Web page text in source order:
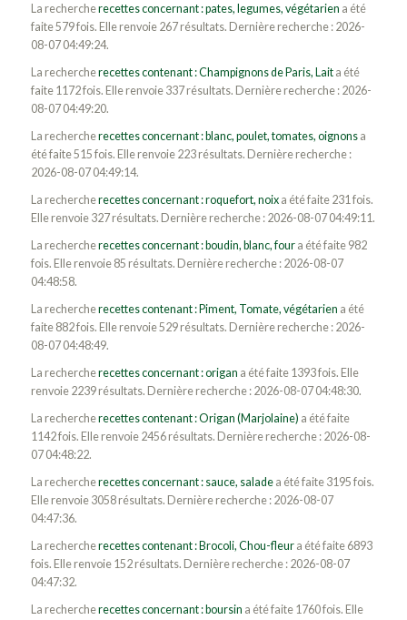
La rechercherecettes concernant : pates, legumes, végétarien a été
faite 579 fois. Elle renvoie 267 résultats. Dernière recherche : 2026-
08-07 04:49:24.
La rechercherecettes contenant : Champignons de Paris, Laita été
faite 1172 fois. Elle renvoie 337 résultats. Dernière recherche : 2026-
08-07 04:49:20.
La rechercherecettes concernant : blanc, poulet, tomates, oignonsa
été faite 515 fois. Elle renvoie 223 résultats. Dernière recherche :
2026-08-07 04:49:14.
La rechercherecettes concernant : roquefort, noixa été faite 231 fois.
Elle renvoie 327 résultats. Dernière recherche : 2026-08-07 04:49:11.
La rechercherecettes concernant : boudin, blanc, foura été faite 982
fois. Elle renvoie 85 résultats. Dernière recherche : 2026-08-07
04:48:58.
La rechercherecettes contenant : Piment, Tomate, végétarien a été
faite 882 fois. Elle renvoie 529 résultats. Dernière recherche : 2026-
08-07 04:48:49.
La rechercherecettes concernant : origan a été faite 1393 fois. Elle
renvoie 2239 résultats. Dernière recherche : 2026-08-07 04:48:30.
La rechercherecettes contenant : Origan (Marjolaine) a été faite
1142 fois. Elle renvoie 2456 résultats. Dernière recherche : 2026-08-
07 04:48:22.
La rechercherecettes concernant : sauce, saladea été faite 3195 fois.
Elle renvoie 3058 résultats. Dernière recherche : 2026-08-07
04:47:36.
La rechercherecettes contenant : Brocoli, Chou-fleura été faite 6893
fois. Elle renvoie 152 résultats. Dernière recherche : 2026-08-07
04:47:32.
La rechercherecettes concernant : boursin a été faite 1760 fois. Elle